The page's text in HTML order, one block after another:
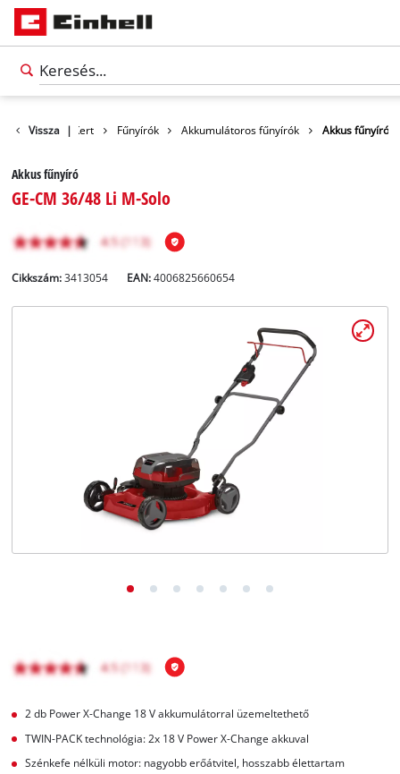
Vissza |
Termékek Kert Fűnyírók Akkumulátoros fűnyírók Akkus fűnyíró
Akkus fűnyíró
GE-CM 36/48 Li M-Solo
Cikkszám: 3413054 EAN:4006825660654
2 db Power X-Change 18 V akkumulátorral üzemeltethető
TWIN-PACK technológia: 2x 18 V Power X-Change akkuval
Szénkefe nélküli motor: nagyobb erőátvitel, hosszabb élettartam